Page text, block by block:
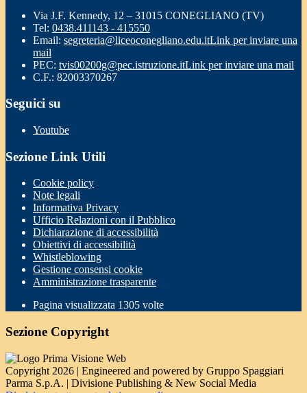
Via J.F. Kennedy, 12 – 31015 CONEGLIANO (TV)
Tel: 0438.411143 - 415550
Email: segreteria@liceoconegliano.edu.itLink per inviare una
mail
PEC: tvis00200g@pec.istruzione.itLink per inviare una mail
C.F.: 82003370267
Seguici su
Youtube
Sezione Link Utili
Cookie policy
Note legali
Informativa Privacy
Ufficio Relazioni con il Pubblico
Dichiarazione di accessibilità
Obiettivi di accessibilità
Whistleblowing
Gestione consensi cookie
Amministrazione trasparente
Pagina visualizzata 1305 volte
Sezione Copyright
Copyright 2026 | Engineered and powered by Gruppo Spaggiari
Parma S.p.A. | Divisione Publishing & New Social Media